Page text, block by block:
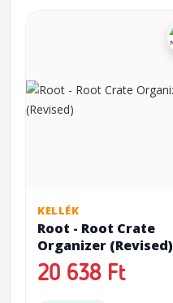
KELLÉK
Root - Root Crate
Organizer (Revised)
20 638 Ft